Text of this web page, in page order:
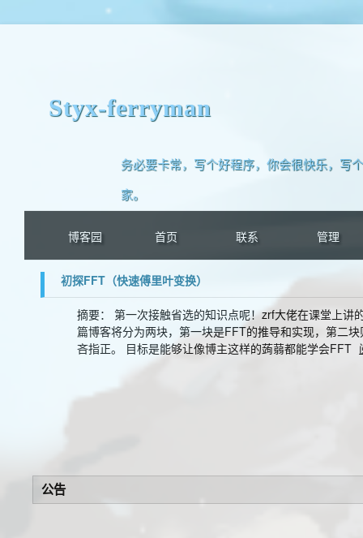
Styx-ferryman
务必要卡常，写个好程序，你会很快乐，写
家。
博客园 首页 联系 管理
初探FFT（快速傅里叶变换）
摘要： 第一次接触省选的知识点呢！zrf大佬在课堂上
篇博客将分为两块，第一块是FFT的推导和实现，第二
吝指正。 目标是能够让像博主这样的蒟蒻都能学会FFT
公告